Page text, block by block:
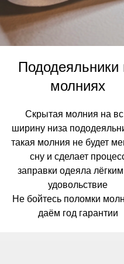
Пододеяльники
молниях
Скрытая молния на
ширину низа
такая молния не будет
сну и сделает
заправки одеяла
удовольствие
Не бойтесь поломки
даём год гарантии